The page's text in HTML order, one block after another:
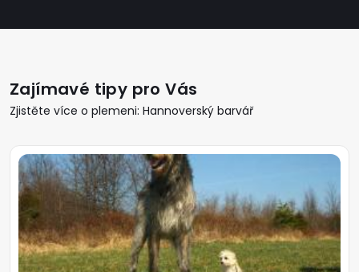
Zajímavé tipy pro Vás
Zjistěte více o plemeni: Hannoverský barvář